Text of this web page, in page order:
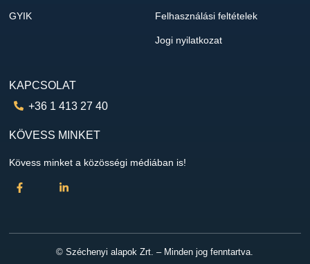
GYIK Felhasználási feltételek
Jogi nyilatkozat
KAPCSOLAT
+36 1 413 27 40
KÖVESS MINKET
Kövess minket a közösségi médiában is!
© Széchenyi alapok Zrt. – Minden jog fenntartva.